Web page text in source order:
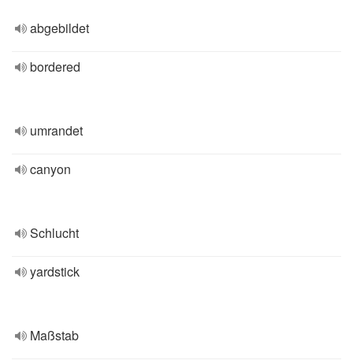
abgebildet
bordered
umrandet
canyon
Schlucht
yardstick
Maßstab